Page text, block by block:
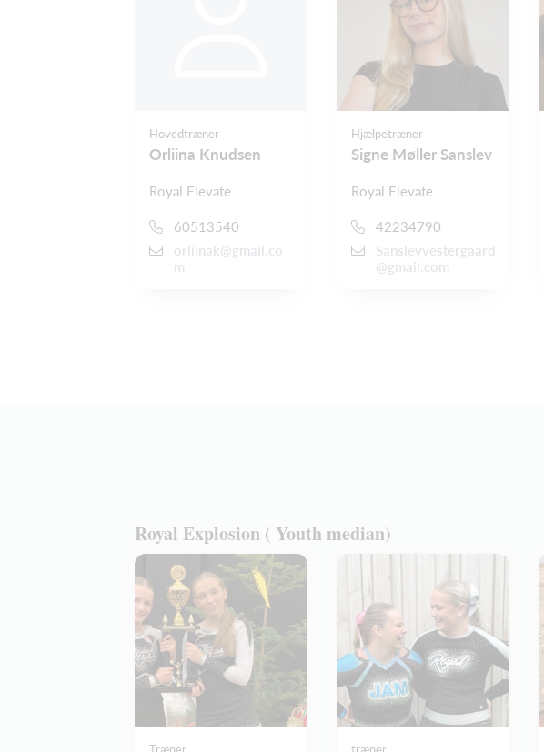
Hovedtræner
Orliina Knudsen
Royal Elevate
60513540
orliinak@gmail.co
m
Hjælpetræner
Signe Møller Sanslev
Royal Elevate
42234790
Sanslevvestergaard
@gmail.com
Royal Explosion ( Youth median)
Træner træner